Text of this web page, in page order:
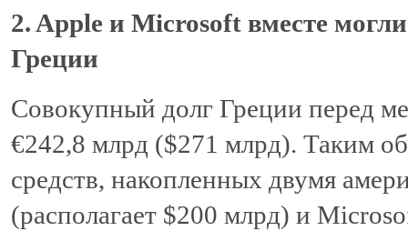
2. Apple и Microsoft вместе
Греции
Совокупный долг Греции перед
€242,8 млрд ($271 млрд). Таким
средств, накопленных двумя
(располагает $200 млрд) и